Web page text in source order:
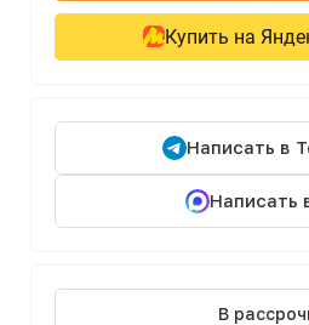
Купить на
Написать в
Написать
В